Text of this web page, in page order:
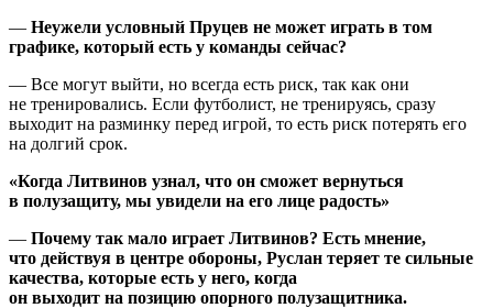
— Неужели условный Пруцев не может играть в том
графике, который есть у команды сейчас?
— Все могут выйти, но всегда есть риск, так как они
не тренировались. Если футболист, не тренируясь, сразу
выходит на разминку перед игрой, то есть риск потерять его
на долгий срок.
«Когда Литвинов узнал, что он сможет вернуться
в полузащиту, мы увидели на его лице радость»
— Почему так мало играет Литвинов? Есть мнение,
что действуя в центре обороны, Руслан теряет те сильные
качества, которые есть у него, когда
он выходит на позицию опорного полузащитника.